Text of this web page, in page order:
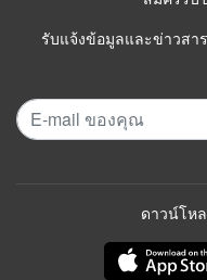
รับแจ้งข้อมูลและข่าวสา
ดาวน์โห